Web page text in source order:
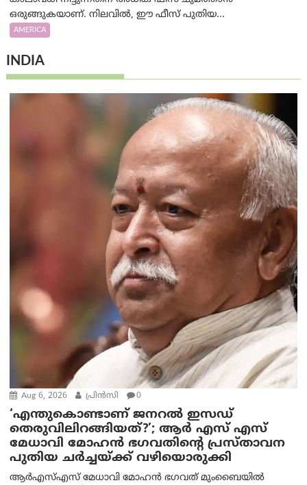
ഒരുങ്ങുകയാണ്. നിലവിൽ, ഈ ഫീസ് പുതിയ...
AMERICA
INDIA
Aug 6, 2026 പ്രിന്‍സി 0
‘എന്തുകൊണ്ടാണ് ജനറൽ ഇസഡ്
തെരുവിലിറങ്ങിയത്?’; ആര്‍ എസ് എസ്
മേധാവി മോഹൻ ഭഗവതിന്റെ പ്രസ്താവന
പുതിയ ചര്‍ച്ചയ്ക്ക് വഴിയൊരുക്കി
ആർ‌എസ്‌എസ് മേധാവി മോഹൻ ഭഗവത് മുംബൈയിൽ